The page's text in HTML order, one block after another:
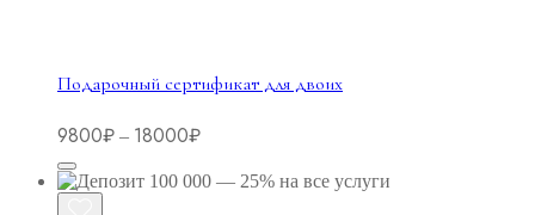
Подарочный сертификат для двоих
9800₽ – 18000₽Диапазон
9800₽